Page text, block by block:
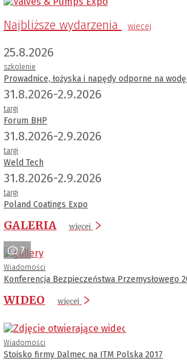
Najbliższe wydarzenia wiecej
25.8.2026
szkolenie
Prowadnice, łożyska i napędy odporne na
31.8.2026-2.9.2026
targi
Forum BHP
31.8.2026-2.9.2026
targi
Weld Tech
31.8.2026-2.9.2026
targi
Poland Coatings Expo
GALERIA więcej
7
Wiadomości
Konferencja Bezpieczeństwa Przemysłowego
WIDEO więcej
Wiadomości
Stoisko firmy Dalmec na ITM Polska 2017